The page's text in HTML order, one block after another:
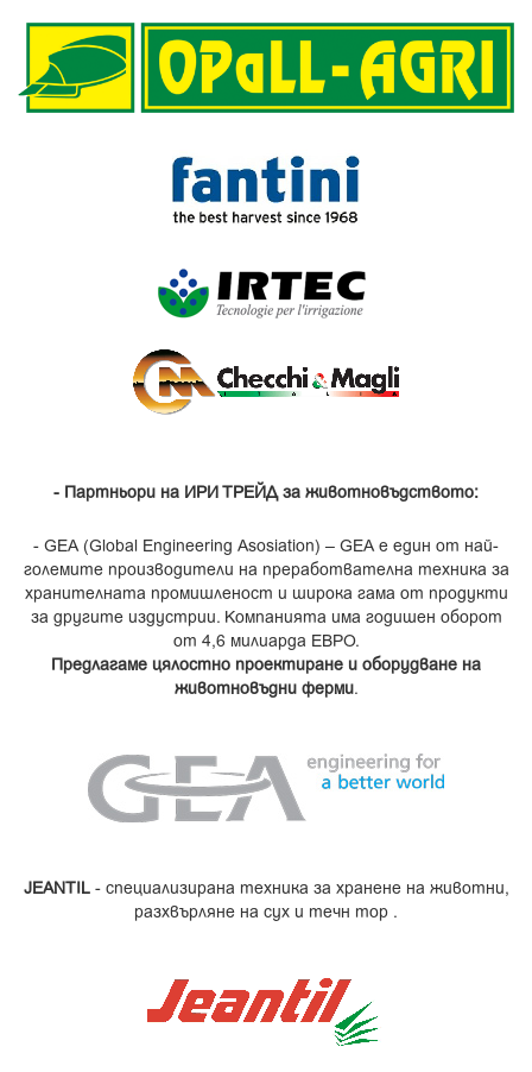
- Партньори на ИРИ ТРЕЙД за животновъдството:
- GEA (Global Engineering Asosiation) – GEA е един от най-
големите производители на преработвателна техника за
хранителната промишленост и широка гама от продукти
за другите издустрии. Компанията има годишен оборот
от 4,6 милиарда ЕВРО.
Предлагаме цялостно проектиране и оборудване на
животновъдни ферми.
JEANTIL- специализирана техника за хранене на животни,
разхвърляне на сух и течн тор .